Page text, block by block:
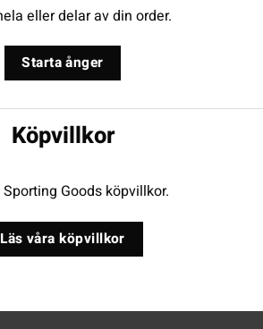
eller delar av din order.
Starta ånger
Köpvillkor
Goods köpvillkor.
Läs våra köpvillkor